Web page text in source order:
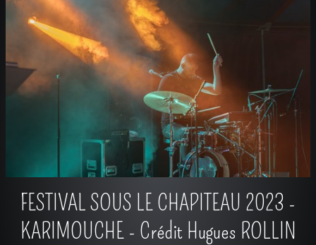
FESTIVAL SOUS LE CHAPITEAU 2023 -
KARIMOUCHE - Crédit Hugues ROLLIN